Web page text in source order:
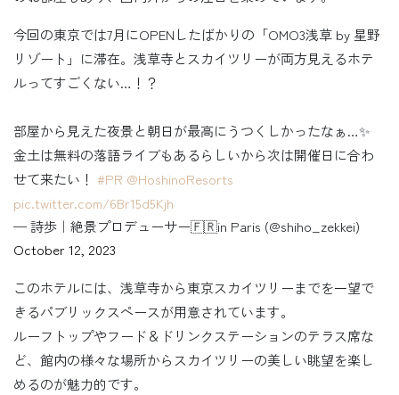
今回の東京では7月にOPENしたばかりの「OMO3浅草 by 星野
リゾート」に滞在。浅草寺とスカイツリーが両方見えるホテ
ルってすごくない…！？
部屋から見えた夜景と朝日が最高にうつくしかったなぁ…✨
金土は無料の落語ライブもあるらしいから次は開催日に合わ
せて来たい！ #PR @HoshinoResorts
pic.twitter.com/6Br15d5Kjh
— 詩歩｜絶景プロデューサー🇫🇷in Paris (@shiho_zekkei)
October 12, 2023
このホテルには、浅草寺から東京スカイツリーまでを一望で
きるパブリックスペースが用意されています。
ルーフトップやフード＆ドリンクステーションのテラス席な
ど、館内の様々な場所からスカイツリーの美しい眺望を楽し
めるのが魅力的です。